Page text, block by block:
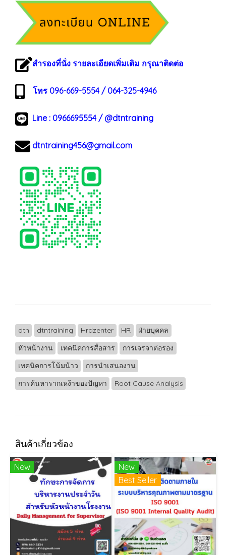
สำรองที่นั่ง รายละเอียดเพิ่มเติม กรุณาติดต่อ
โทร 096-669-5554 / 064-325-4946
Line : 0966695554/ @dtntraining
dtntraining456@gmail.com
dtn dtntraining Hrdzenter HR
ฝ่ายบุคคล
หัวหน้างาน
เทคนิคการสื่อสาร
การเจรจาต่อรอง
เทคนิคการโน้มน้าว
การนำเสนองาน
การค้นหารากเหง้าของปัญหา
Root Cause Analysis
สินค้าเกี่ยวข้อง
New
New
Best Seller